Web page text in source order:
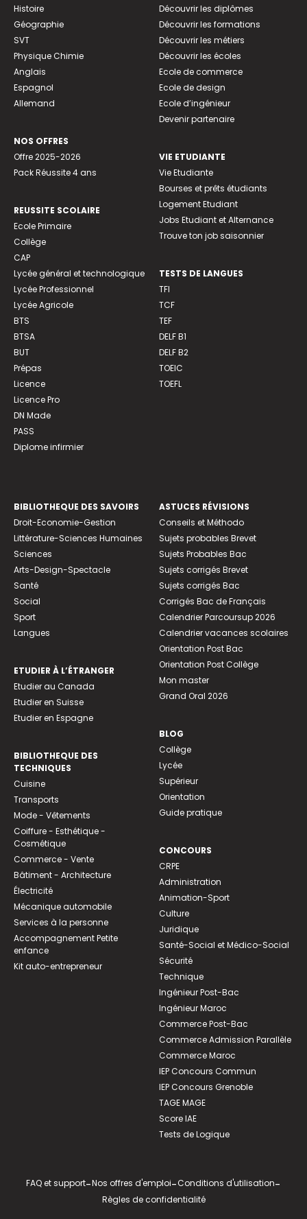
Histoire
Géographie
SVT
Physique Chimie
Anglais
Espagnol
Allemand
NOS OFFRES
Offre 2025-2026
Pack Réussite 4 ans
REUSSITE SCOLAIRE
Ecole Primaire
Collège
CAP
Lycée général et technologique
Lycée Professionnel
Lycée Agricole
BTS
BTSA
BUT
Prépas
Licence
Licence Pro
DN Made
PASS
Diplome infirmier
Découvrir les diplômes
Découvrir les formations
Découvrir les métiers
Découvrir les écoles
Ecole de commerce
Ecole de design
Ecole d’ingénieur
Devenir partenaire
VIE ETUDIANTE
Vie Etudiante
Bourses et prêts étudiants
Logement Etudiant
Jobs Etudiant et Alternance
Trouve ton job saisonnier
TESTS DE LANGUES
TFI
TCF
TEF
DELF B1
DELF B2
TOEIC
TOEFL
BIBLIOTHEQUE DES SAVOIRS
Droit-Economie-Gestion
Littérature-Sciences Humaines
Sciences
Arts-Design-Spectacle
Santé
Social
Sport
Langues
ETUDIER À L’ÉTRANGER
Etudier au Canada
Etudier en Suisse
Etudier en Espagne
BIBLIOTHEQUE DES
TECHNIQUES
Cuisine
Transports
Mode - Vêtements
Coiffure - Esthétique -
Cosmétique
Commerce - Vente
Bâtiment - Architecture
Électricité
Mécanique automobile
Services à la personne
Accompagnement Petite
enfance
Kit auto-entrepreneur
ASTUCES RÉVISIONS
Conseils et Méthodo
Sujets probables Brevet
Sujets Probables Bac
Sujets corrigés Brevet
Sujets corrigés Bac
Corrigés Bac de Français
Calendrier Parcoursup 2026
Calendrier vacances scolaires
Orientation Post Bac
Orientation Post Collège
Mon master
Grand Oral 2026
BLOG
Collège
Lycée
Supérieur
Orientation
Guide pratique
CONCOURS
CRPE
Administration
Animation-Sport
Culture
Juridique
Santé-Social et Médico-Social
Sécurité
Technique
Ingénieur Post-Bac
Ingénieur Maroc
Commerce Post-Bac
Commerce Admission Parallèle
Commerce Maroc
IEP Concours Commun
IEP Concours Grenoble
TAGE MAGE
Score IAE
Tests de Logique
FAQ et support-Nos offres d'emploi-Conditions d'utilisation-
Règles de confidentialité